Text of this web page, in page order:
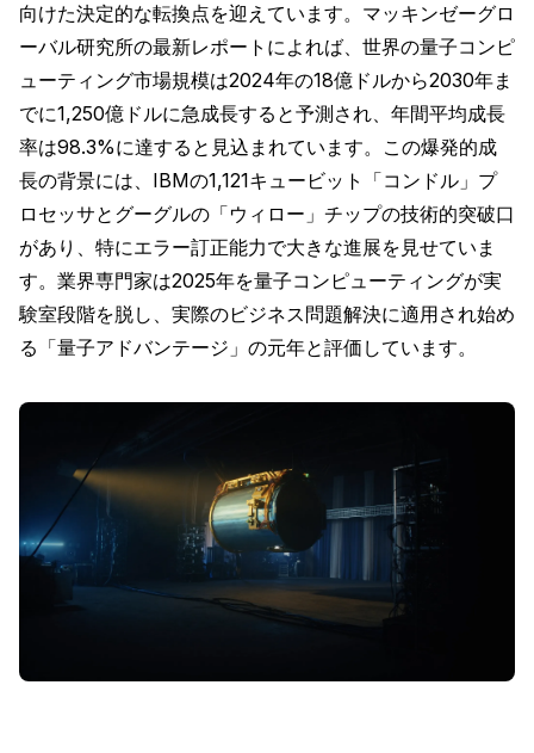
向けた決定的な転換点を迎えています。マッキンゼーグロ
ーバル研究所の最新レポートによれば、世界の量子コンピ
ューティング市場規模は2024年の18億ドルから2030年ま
でに1,250億ドルに急成長すると予測され、年間平均成長
率は98.3%に達すると見込まれています。この爆発的成
長の背景には、IBMの1,121キュービット「コンドル」プ
ロセッサとグーグルの「ウィロー」チップの技術的突破口
があり、特にエラー訂正能力で大きな進展を見せていま
す。業界専門家は2025年を量子コンピューティングが実
験室段階を脱し、実際のビジネス問題解決に適用され始め
る「量子アドバンテージ」の元年と評価しています。